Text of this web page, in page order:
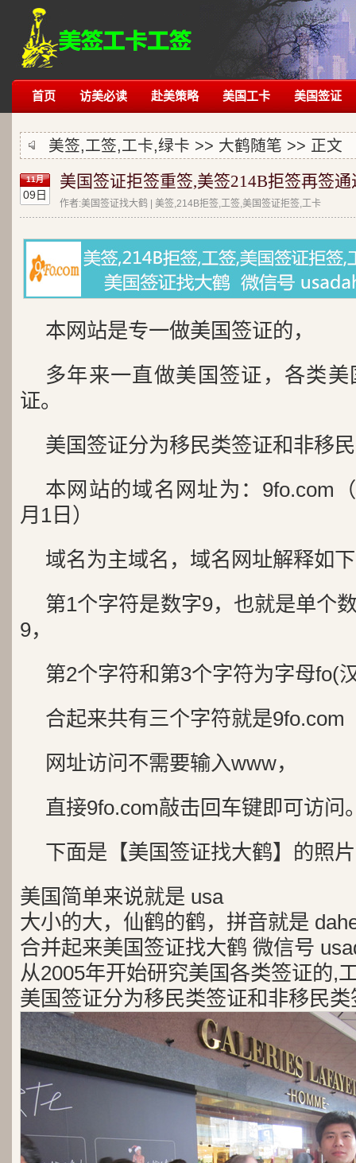
首页 访美必读 赴美策略 美国工卡 美国签证
美签,工签,工卡,绿卡 >> 大鹤随笔 >> 正文
11月
09日
美国签证拒签重签,美签214B拒签再签通
作者:美国签证找大鹤 | 美签,214B拒签,工签,美国签证拒签,工卡
本网站是专一做美国签证的，
多年来一直做美国签证，各类
证。
美国签证分为移民类签证和非移
本网站的域名网址为：9fo.com
月1日）
域名为主域名，域名网址解释如
第1个字符是数字9，也就是单个
9，
第2个字符和第3个字符为字母fo(
合起来共有三个字符就是9fo.com
网址访问不需要输入www，
直接9fo.com敲击回车键即可访问
下面是【美国签证找大鹤】的照片
美国简单来说就是 usa
大小的大，仙鹤的鹤，拼音就是
合并起来美国签证找大鹤 微信号
从2005年开始研究美国各类签证的,
美国签证分为移民类签证和非移民